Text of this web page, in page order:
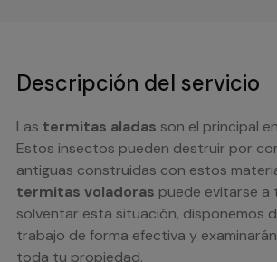
Descripción del servicio
Las termitas aladas son el principal
Estos insectos pueden destruir por
antiguas construidas con estos
termitas voladoras puede evitarse a
solventar esta situación, disponemos
trabajo de forma efectiva y
toda tu propiedad.